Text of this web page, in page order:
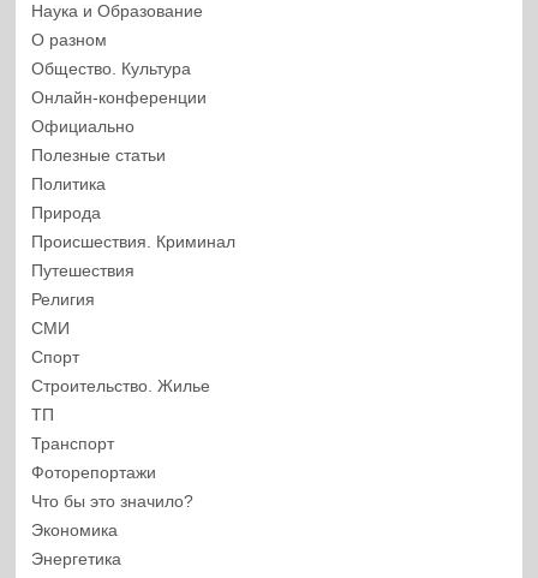
Наука и Образование
О разном
Общество. Культура
Онлайн-конференции
Официально
Полезные статьи
Политика
Природа
Происшествия. Криминал
Путешествия
Религия
СМИ
Спорт
Строительство. Жилье
ТП
Транспорт
Фоторепортажи
Что бы это значило?
Экономика
Энергетика